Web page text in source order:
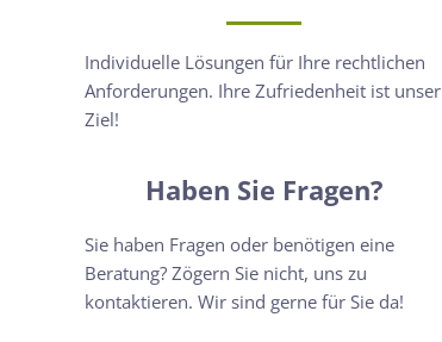
Individuelle Lösungen für Ihre rechtlichen
Anforderungen. Ihre Zufriedenheit ist unser
Ziel!
Haben Sie Fragen?
Sie haben Fragen oder benötigen eine
Beratung? Zögern Sie nicht, uns zu
kontaktieren. Wir sind gerne für Sie da!